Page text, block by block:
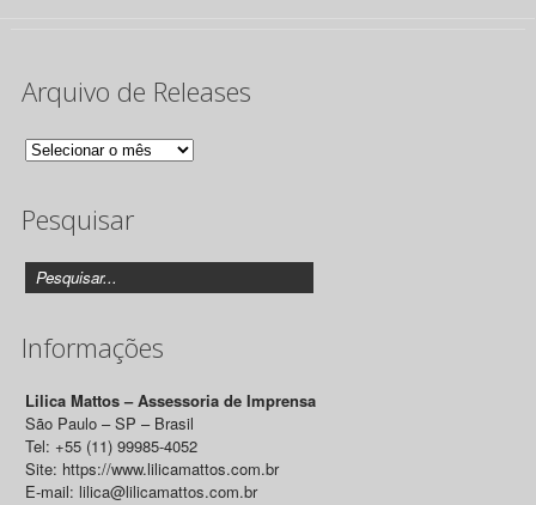
Arquivo de Releases
Arquivo
Releases
Pesquisar
Informações
Lilica Mattos – Assessoria de Imprensa
São Paulo – SP – Brasil
Tel: +55 (11) 99985-4052
Site: https://www.lilicamattos.com.br
E-mail: lilica@lilicamattos.com.br